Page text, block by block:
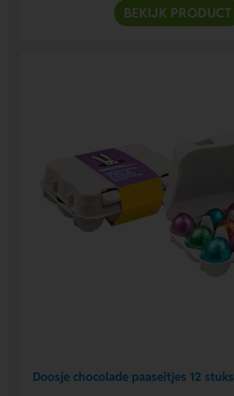
BEKIJK PRODUCT
Doosje chocolade paaseitjes 12 stuks